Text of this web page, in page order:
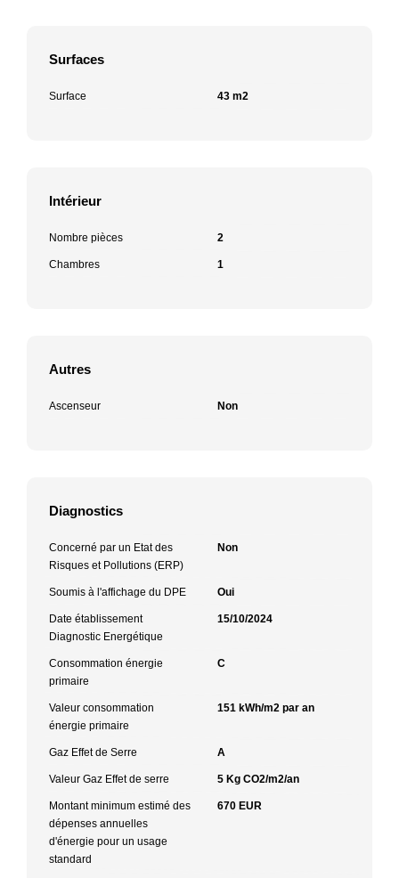
Surfaces
Surface 43 m2
Intérieur
Nombre pièces 2
Chambres 1
Autres
Ascenseur Non
Diagnostics
Concerné par un Etat des
Risques et Pollutions (ERP)
Non
Soumis à l'affichage du DPE Oui
Date établissement
Diagnostic Energétique
15/10/2024
Consommation énergie
primaire
C
Valeur consommation
énergie primaire
151 kWh/m2 par an
Gaz Effet de Serre A
Valeur Gaz Effet de serre 5 Kg CO2/m2/an
Montant minimum estimé des
dépenses annuelles
d'énergie pour un usage
standard
670 EUR